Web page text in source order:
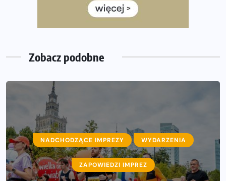
Już w tę sobotę 35. Bieg Powstania Warszawskiego.
Wystartuje rekordowa liczba uczestników
Zobacz podobne
NADCHODZĄCE IMPREZY WYDARZENIA
ZAPOWIEDZI IMPREZ
NADCHODZĄCE IMPREZY WYDARZENIA
ZAPOWIEDZI IMPREZ